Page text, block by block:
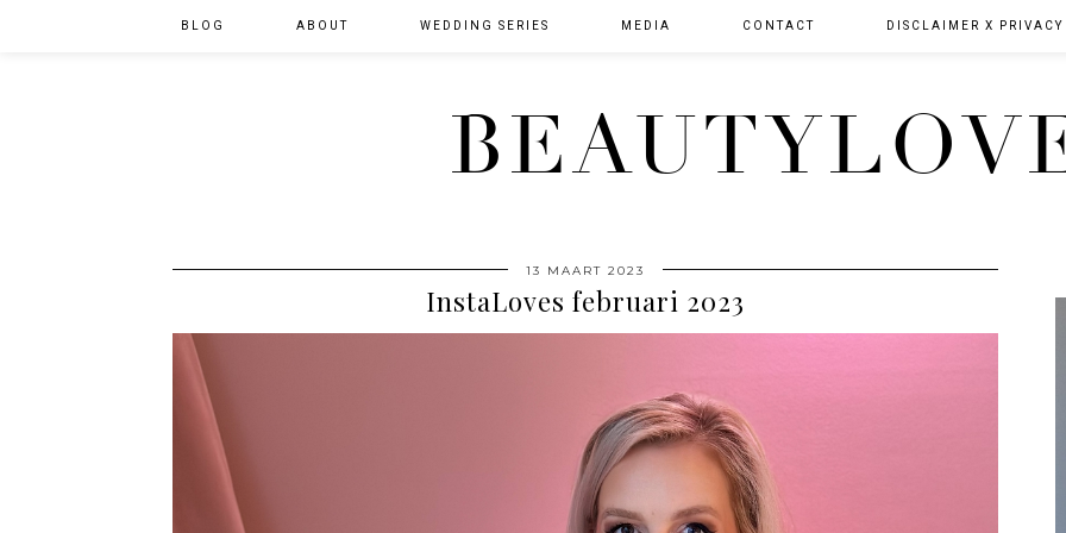
BLOG ABOUT WEDDING SERIES MEDIA CONTACT DISCLAIMER X PRIVACY
13 MAART 2023
InstaLoves februari 2023